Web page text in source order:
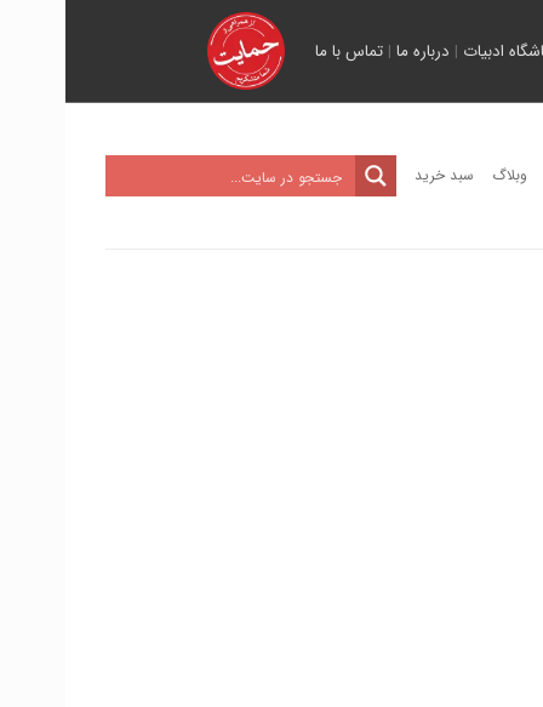
ادبیات | درباره ما |تماس با ما
وبلاگ سبد خرید